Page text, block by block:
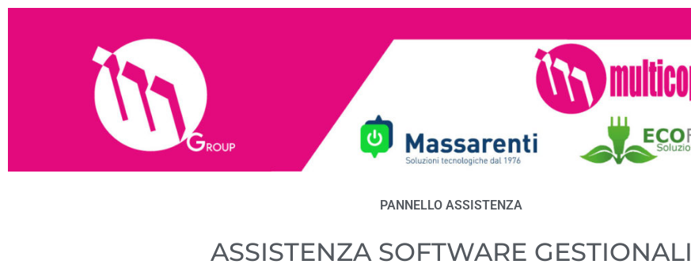
PANNELLO ASSISTENZA
ASSISTENZA SOFTWARE GESTIONALI